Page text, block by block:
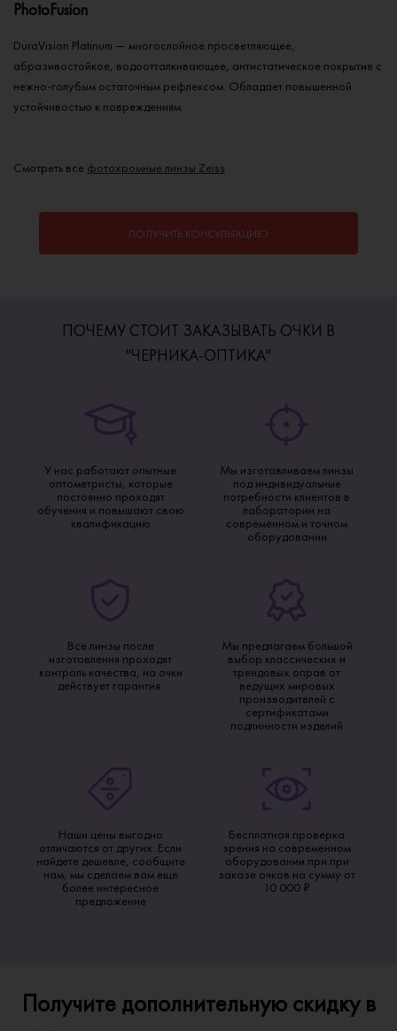
PhotoFusion
DuraVision Platinum — многослойное просветляющее,
абразивостойкое, водоотталкивающее, антистатическое покрытие с
нежно-голубым остаточным рефлексом. Обладает повышенной
устойчивостью к повреждениям.
Смотреть все фотохромные линзы Zeiss
ПОЛУЧИТЬ КОНСУЛЬТАЦИЮ
ПОЧЕМУ СТОИТ ЗАКАЗЫВАТЬ ОЧКИ В
"ЧЕРНИКА-ОПТИКА"
У нас работают опытные
оптометристы, которые
постоянно проходят
обучения и повышают свою
квалификацию
Мы изготавливаем линзы
под индивидуальные
потребности клиентов в
лаборатории на
современном и точном
оборудовании
Все линзы после
изготовления проходят
контроль качества, на очки
действует гарантия.
Мы предлагаем большой
выбор классических и
трендовых оправ от
ведущих мировых
производителей с
сертификатами
подлинности изделий
Наши цены выгодно
отличаются от других. Если
найдете дешевле, сообщите
нам, мы сделаем вам еще
более интересное
предложение
Бесплатная проверка
зрения на современном
оборудовании при при
заказе очков на сумму от
10 000 ₽
Получите дополнительную скидку в